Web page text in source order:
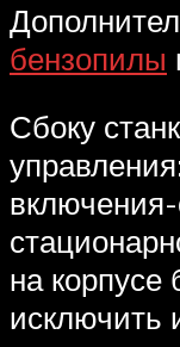
бензопилы
Сбоку
на корпусе
исключить